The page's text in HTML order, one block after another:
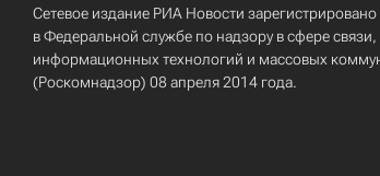
Сетевое издание РИА Новости зарегистрировано
в Федеральной службе по надзору в сфере связи,
информационных технологий и массовых
(Роскомнадзор) 08 апреля 2014 года.